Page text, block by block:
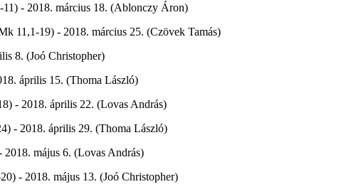
11) - 2018. március 18. (Ablonczy Áron)
11,1-19) - 2018. március 25. (Czövek Tamás)
8. (Joó Christopher)
április 15. (Thoma László)
- 2018. április 22. (Lovas András)
- 2018. április 29. (Thoma László)
május 6. (Lovas András)
- 2018. május 13. (Joó Christopher)